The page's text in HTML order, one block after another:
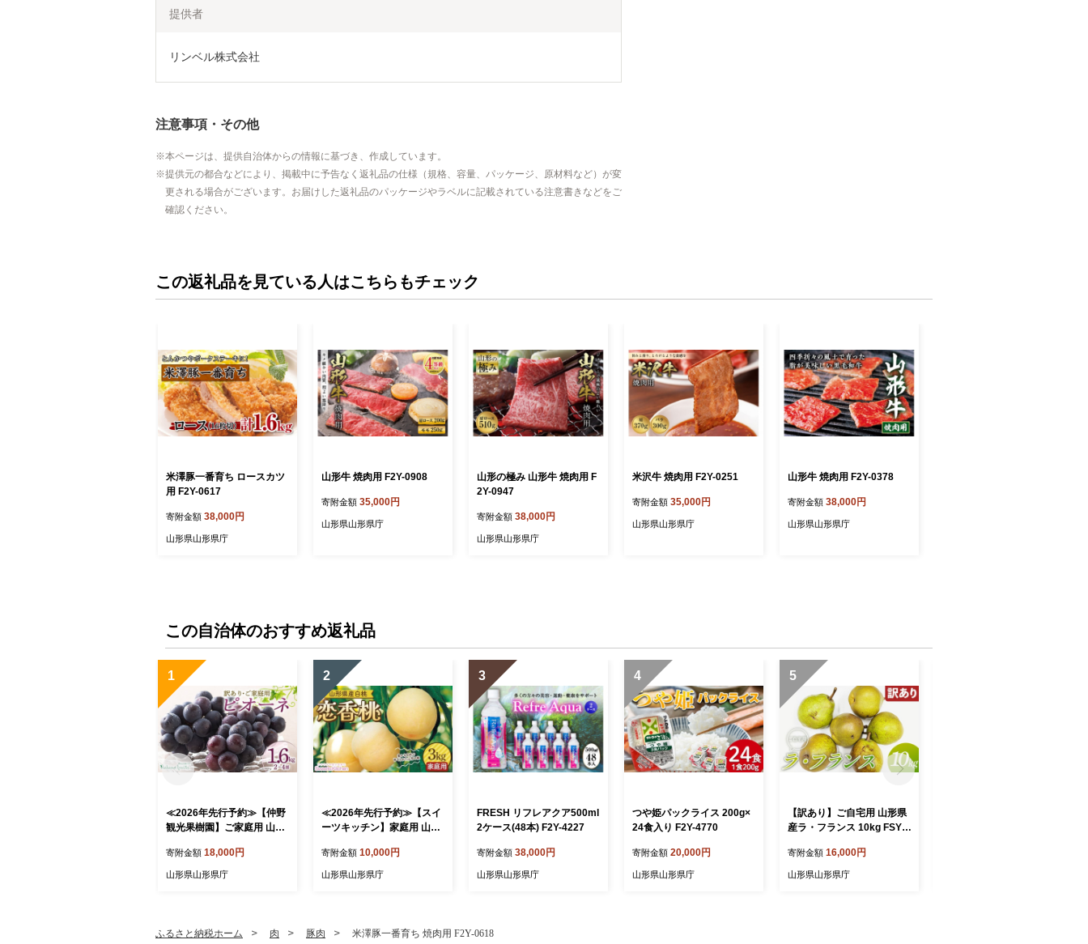
提供者
リンベル株式会社
注意事項・その他
本ページは、提供自治体からの情報に基づき、作成しています。
提供元の都合などにより、掲載中に予告なく返礼品の仕様（規格、容量、パッケージ、原材料など）が変
更される場合がございます。お届けした返礼品のパッケージやラベルに記載されている注意書きなどをご
確認ください。
この返礼品を見ている人はこちらもチェック
米澤豚一番育ち ロースカツ
用 F2Y-0617
寄附金額 38,000円
山形県山形県庁
山形牛 焼肉用 F2Y-0908
寄附金額 35,000円
山形県山形県庁
山形の極み 山形牛 焼肉用 F
2Y-0947
寄附金額 38,000円
山形県山形県庁
米沢牛 焼肉用 F2Y-0251
寄附金額 35,000円
山形県山形県庁
山形牛 焼肉用 F2Y-0378
寄附金額 38,000円
山形県山形県庁
この自治体のおすすめ返礼品
1
≪2026年先行予約≫【仲野
観光果樹園】ご家庭用 山形
種無し ぶどう 2026年8月下
旬から順次発送 F2Y-5456
寄附金額 18,000円
山形県山形県庁
2
≪2026年先行予約≫【スイ
ーツキッチン】家庭用 山形
う) 約3kg(15～20玉前後) 硬
め 2026年7月中旬から順次
寄附金額 10,000円
山形県山形県庁
3
FRESH リフレアクア500ml
2ケース(48本) F2Y-4227
寄附金額 38,000円
山形県山形県庁
4
つや姫パックライス 200g×
24食入り F2Y-4770
寄附金額 20,000円
山形県山形県庁
5
【訳あり】ご自宅用 山形県
産ラ・フランス 10kg FSY-2
寄附金額 16,000円
山形県山形県庁
ふるさと納税ホーム 肉 豚肉 米澤豚一番育ち 焼肉用 F2Y-0618